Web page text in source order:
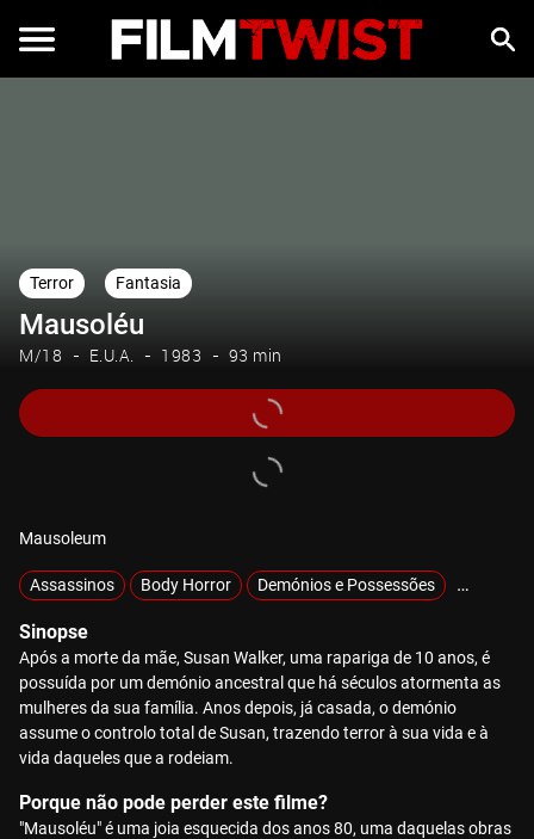
Terror Fantasia
Mausoléu
M/18 E.U.A. 1983 93 min
Mausoleum
Assassinos Body Horror Demónios e Possessões
Sinopse
Após a morte da mãe, Susan Walker, uma rapariga de 10 anos, é
possuída por um demónio ancestral que há séculos atormenta as
mulheres da sua família. Anos depois, já casada, o demónio
assume o controlo total de Susan, trazendo terror à sua vida e à
vida daqueles que a rodeiam.
Porque não pode perder este filme?
"Mausoléu" é uma joia esquecida dos anos 80, uma daquelas obras